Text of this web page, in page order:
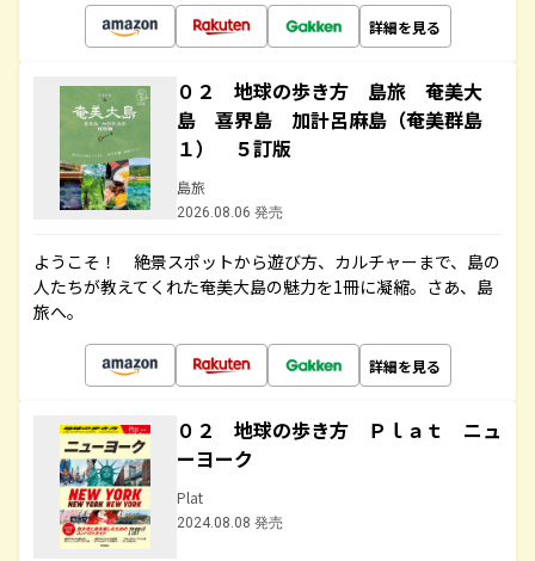
詳細を見る
０２ 地球の歩き方 島旅 奄美大
島 喜界島 加計呂麻島（奄美群島
１） ５訂版
島旅
2026.08.06 発売
ようこそ！ 絶景スポットから遊び方、カルチャーまで、島の
人たちが教えてくれた奄美大島の魅力を1冊に凝縮。さあ、島
旅へ。
詳細を見る
０２ 地球の歩き方 Ｐｌａｔ ニュ
ーヨーク
Plat
2024.08.08 発売